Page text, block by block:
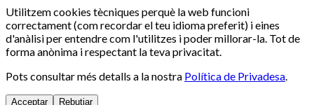
Utilitzem cookies tècniques perquè la web funcioni
correctament (com recordar el teu idioma preferit) i eines
d'anàlisi per entendre com l'utilitzes i poder millorar-la. Tot de
forma anònima i respectant la teva privacitat.
Pots consultar més detalls a la nostra Política de Privadesa.
Acceptar Rebutjar